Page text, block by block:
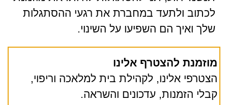
לכתוב ולתעד במחברת את רגעי ההסתגלות
שלך ואיך הם השפיעו על השינוי.
מוזמנת להצטרף אלינו
הצטרפי אלינו, לקהילת בית למלאכה וריפוי,
קבלי הזמנות, עדכונים והשראה.